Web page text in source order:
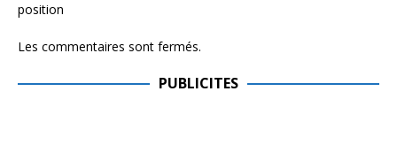
position
Les commentaires sont fermés.
PUBLICITES